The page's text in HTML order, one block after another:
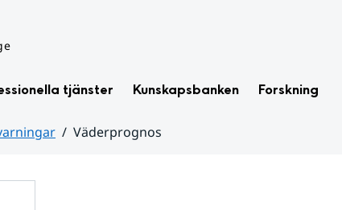
tjänster Kunskapsbanken Forskning
Väderprognos
för